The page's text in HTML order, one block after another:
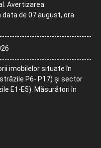
Avertizarea
de 07 august, ora
imobilelor situate în
P6- P17) și sector
E1-E5). Măsurători în